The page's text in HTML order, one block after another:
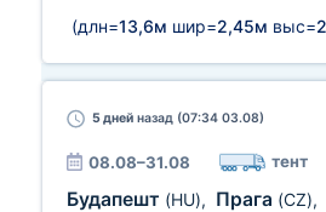
(длн=13,6м шир=2,45м выс=
5 дней назад (07:34 03.08)
08.08–31.08 тент
Будапешт (HU), Прага (CZ),